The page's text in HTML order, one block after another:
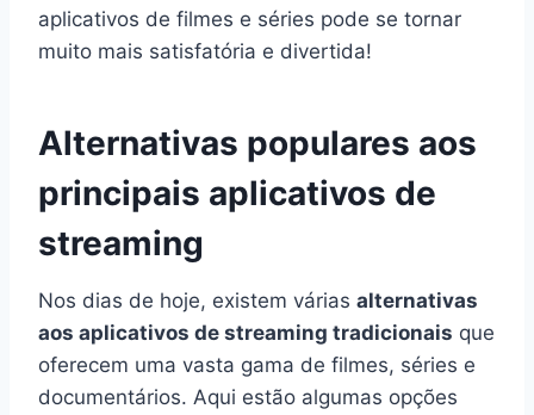
aplicativos de filmes e séries pode se tornar
muito mais satisfatória e divertida!
Alternativas populares aos
principais aplicativos de
streaming
Nos dias de hoje, existem várias alternativas
aos aplicativos de streaming tradicionais que
oferecem uma vasta gama de filmes, séries e
documentários. Aqui estão algumas opções